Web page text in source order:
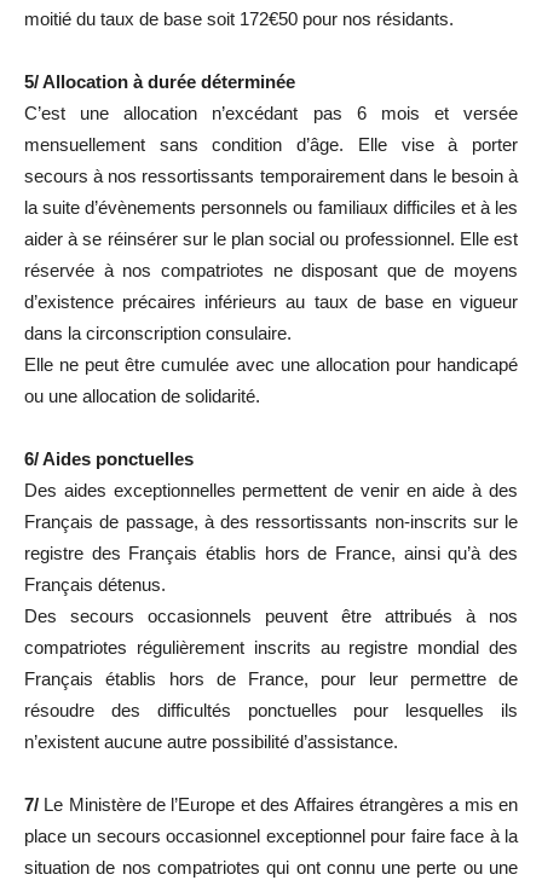
moitié du taux de base soit 172€50 pour nos résidants.
5/ Allocation à durée déterminée
C’est une allocation n’excédant pas 6 mois et versée
mensuellement sans condition d’âge. Elle vise à porter
secours à nos ressortissants temporairement dans le besoin à
la suite d’évènements personnels ou familiaux difficiles et à les
aider à se réinsérer sur le plan social ou professionnel. Elle est
réservée à nos compatriotes ne disposant que de moyens
d’existence précaires inférieurs au taux de base en vigueur
dans la circonscription consulaire.
Elle ne peut être cumulée avec une allocation pour handicapé
ou une allocation de solidarité.
6/ Aides ponctuelles
Des aides exceptionnelles permettent de venir en aide à des
Français de passage, à des ressortissants non-inscrits sur le
registre des Français établis hors de France, ainsi qu’à des
Français détenus.
Des secours occasionnels peuvent être attribués à nos
compatriotes régulièrement inscrits au registre mondial des
Français établis hors de France, pour leur permettre de
résoudre des difficultés ponctuelles pour lesquelles ils
n’existent aucune autre possibilité d’assistance.
7/ Le Ministère de l’Europe et des Affaires étrangères a mis en
place un secours occasionnel exceptionnel pour faire face à la
situation de nos compatriotes qui ont connu une perte ou une